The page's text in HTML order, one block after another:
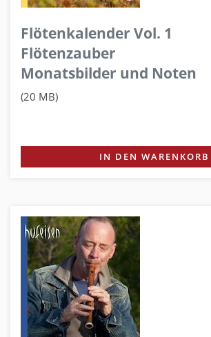
Flötenkalender Vol. 1
Flötenzauber
Monatsbilder und Noten
(20 MB)
IN DEN WARENKORB